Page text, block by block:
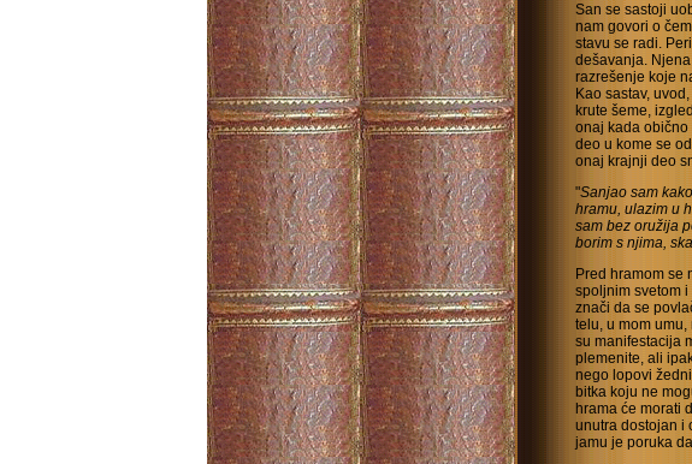
San se sastoji
nam govori o
stavu se radi.
dešavanja.
razrešenje koje
Kao sastav,
krute šeme,
onaj kada obično
deo u kome se
onaj krajnji deo
"Sanjao sam
hramu, ulazim u
sam bez oružija
borim s njima,
Pred hramom se
spoljnim svetom
znači da se
telu, u mom
su manifestacija
plemenite, ali
nego lopovi
bitka koju ne
hrama će morati
unutra dostojan i
jamu je poruka